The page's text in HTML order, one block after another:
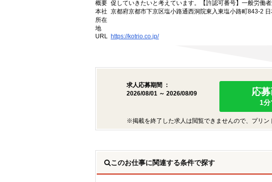
概要 促していきたいと考えています。【許認可番号】一般労
本社
所在
地
京都府京都市下京区塩小路通西洞院東入東塩小路町843-2
URL https://kotrio.co.jp/
求人応募期間 ：
2026/08/01 ～ 2026/08/09
応
1
※掲載を終了した求人は閲覧できませんので、プリン
このお仕事に関連する条件で探す